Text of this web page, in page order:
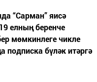
“Сарман” яисә
елның беренче
мөмкинлеге чикле
подписка бүләк итәргә